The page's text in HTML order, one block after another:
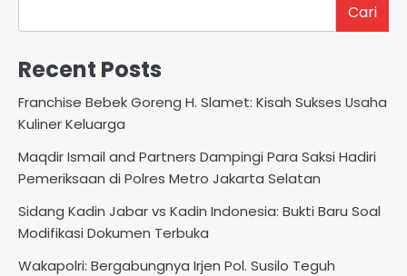
Cari
Recent Posts
Franchise Bebek Goreng H. Slamet: Kisah Sukses Usaha
Kuliner Keluarga
Maqdir Ismail and Partners Dampingi Para Saksi Hadiri
Pemeriksaan di Polres Metro Jakarta Selatan
Sidang Kadin Jabar vs Kadin Indonesia: Bukti Baru Soal
Modifikasi Dokumen Terbuka
Wakapolri: Bergabungnya Irjen Pol. Susilo Teguh